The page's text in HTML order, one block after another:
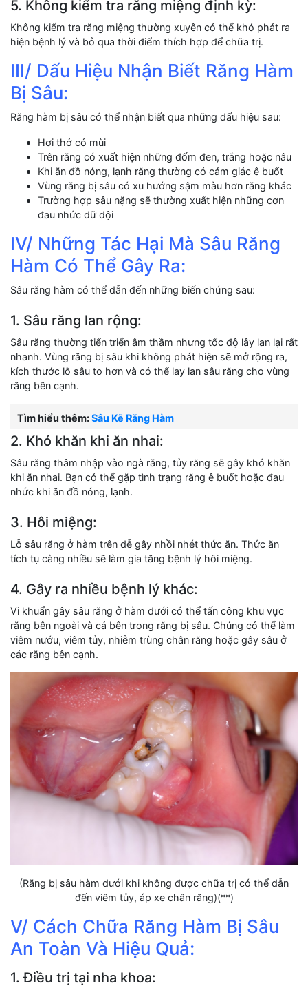
5. Không kiểm tra răng miệng định kỳ:
Không kiểm tra răng miệng thường xuyên có thể khó phát ra
hiện bệnh lý và bỏ qua thời điểm thích hợp để chữa trị.
III/ Dấu Hiệu Nhận Biết Răng Hàm
Bị Sâu:
Răng hàm bị sâu có thể nhận biết qua những dấu hiệu sau:
Hơi thở có mùi
Trên răng có xuất hiện những đốm đen, trắng hoặc nâu
Khi ăn đồ nóng, lạnh răng thường có cảm giác ê buốt
Vùng răng bị sâu có xu hướng sậm màu hơn răng khác
Trường hợp sâu nặng sẽ thường xuất hiện những cơn
đau nhức dữ dội
IV/ Những Tác Hại Mà Sâu Răng
Hàm Có Thể Gây Ra:
Sâu răng hàm có thể dẫn đến những biến chứng sau:
1. Sâu răng lan rộng:
Sâu răng thường tiến triển âm thầm nhưng tốc độ lây lan lại rất
nhanh. Vùng răng bị sâu khi không phát hiện sẽ mở rộng ra,
kích thước lỗ sâu to hơn và có thể lay lan sâu răng cho vùng
răng bên cạnh.
Tìm hiểu thêm:Sâu Kẽ Răng Hàm
2. Khó khăn khi ăn nhai:
Sâu răng thâm nhập vào ngà răng, tủy răng sẽ gây khó khăn
khi ăn nhai. Bạn có thể gặp tình trạng răng ê buốt hoặc đau
nhức khi ăn đồ nóng, lạnh.
3. Hôi miệng:
Lỗ sâu răng ở hàm trên dễ gây nhồi nhét thức ăn. Thức ăn
tích tụ càng nhiều sẽ làm gia tăng bệnh lý hôi miệng.
4. Gây ra nhiều bệnh lý khác:
Vi khuẩn gây sâu răng ở hàm dưới có thể tấn công khu vực
răng bên ngoài và cả bên trong răng bị sâu. Chúng có thể làm
viêm nướu, viêm tủy, nhiễm trùng chân răng hoặc gây sâu ở
các răng bên cạnh.
(Răng bị sâu hàm dưới khi không được chữa trị có thể dẫn
đến viêm tủy, áp xe chân răng)(**)
V/ Cách Chữa Răng Hàm Bị Sâu
An Toàn Và Hiệu Quả:
1. Điều trị tại nha khoa: